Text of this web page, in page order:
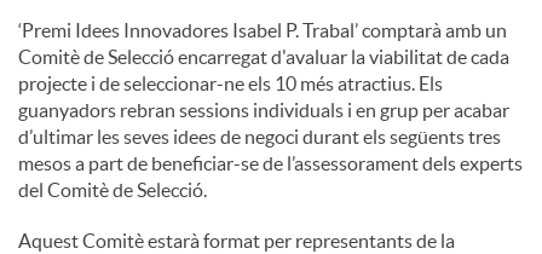
‘Premi Idees Innovadores Isabel P. Trabal’ comptarà amb un
Comitè de Selecció encarregat d'avaluar la viabilitat de cada
projecte i de seleccionar-ne els 10 més atractius. Els
guanyadors rebran sessions individuals i en grup per acabar
d’ultimar les seves idees de negoci durant els següents tres
mesos a part de beneficiar-se de l’assessorament dels experts
del Comitè de Selecció.
Aquest Comitè estarà format per representants de la